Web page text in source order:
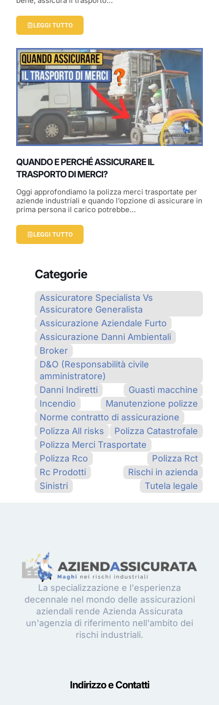
LEGGI TUTTO
QUANDO E PERCHÉ ASSICURARE IL
TRASPORTO DI MERCI?
Oggi approfondiamo la polizza merci trasportate per
aziende industriali e quando l’opzione di assicurare in
prima persona il carico potrebbe…
LEGGI TUTTO
Categorie
Assicuratore Specialista Vs
Assicuratore Generalista
Assicurazione Aziendale Furto
Assicurazione Danni Ambientali
Broker
D&O (Responsabilità civile
amministratore)
Danni Indiretti
Guasti macchine
Incendio
Manutenzione polizze
Norme contratto di assicurazione
Polizza All risks
Polizza Catastrofale
Polizza Merci Trasportate
Polizza Rco
Polizza Rct
Rc Prodotti
Rischi in azienda
Sinistri
Tutela legale
La specializzazione e l'esperienza
decennale nel mondo delle assicurazioni
aziendali rende Azienda Assicurata
un'agenzia di riferimento nell'ambito dei
rischi industriali.
Indirizzo e Contatti